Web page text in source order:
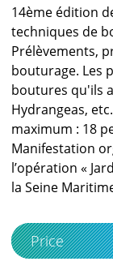
14ème édition
techniques de
Prélèvements,
bouturage. Les
boutures qu'ils
Hydrangeas,
maximum : 18
Manifestation
l’opération «
la Seine
Price